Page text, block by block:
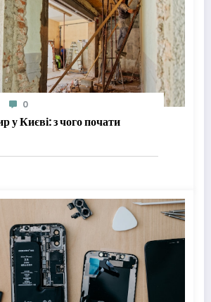
0
у Києві: з чого почати